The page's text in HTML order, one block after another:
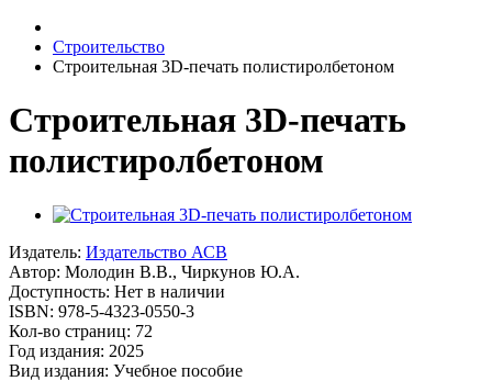
Строительство
Строительная 3D-печать полистиролбетоном
Строительная 3D-печать
полистиролбетоном
Издатель: Издательство АСВ
Автор: Молодин В.В., Чиркунов Ю.А.
Доступность: Нет в наличии
ISBN: 978-5-4323-0550-3
Кол-во страниц: 72
Год издания: 2025
Вид издания: Учебное пособие